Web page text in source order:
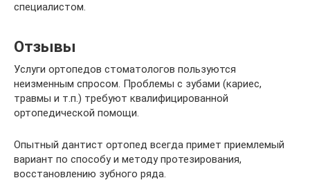
специалистом.
Отзывы
Услуги ортопедов стоматологов пользуются
неизменным спросом. Проблемы с зубами (кариес,
травмы и т.п.) требуют квалифицированной
ортопедической помощи.
Опытный дантист ортопед всегда примет приемлемый
вариант по способу и методу протезирования,
восстановлению зубного ряда.